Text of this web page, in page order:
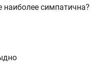
симпатична?